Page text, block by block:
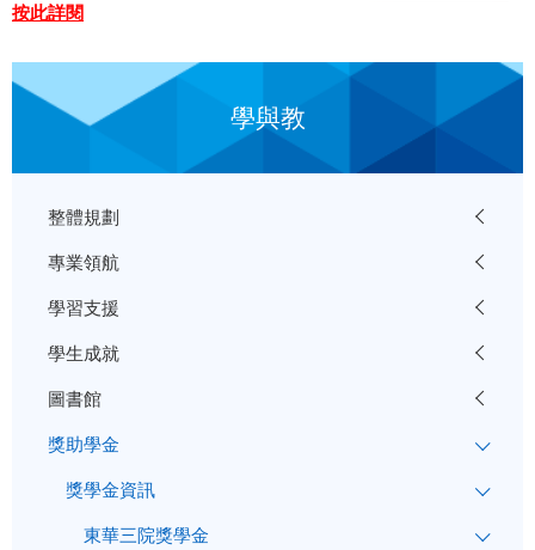
按此詳閱
學與教
整體規劃
專業領航
學習支援
學生成就
圖書館
獎助學金
獎學金資訊
東華三院獎學金